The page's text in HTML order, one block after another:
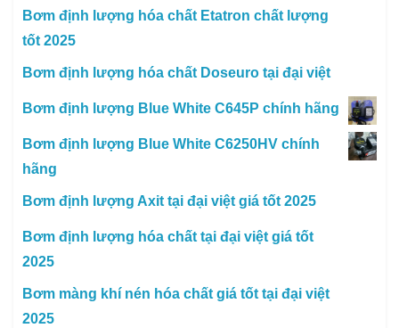
Bơm định lượng hóa chất Etatron chất lượng
tốt 2025
Bơm định lượng hóa chất Doseuro tại đại việt
Bơm định lượng Blue White C645P chính hãng
Bơm định lượng Blue White C6250HV chính
hãng
Bơm định lượng Axit tại đại việt giá tốt 2025
Bơm định lượng hóa chất tại đại việt giá tốt
2025
Bơm màng khí nén hóa chất giá tốt tại đại việt
2025